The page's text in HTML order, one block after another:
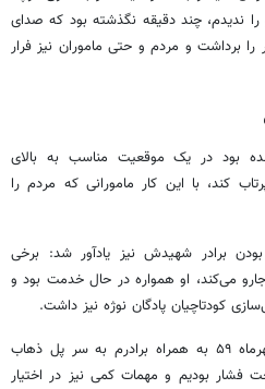
را ندیدم، چند دقیقه نگذشته بود که صدای
را برداشت و مردم و حتی ماموران نیز فرار
بود در یک موقعیت مناسب به بالای
کند، با این کار مامورانی که مردم را
بودن برادر شهیدش نیز یادآور شد: برخی
می‌کند، او همواره در حال خدمت بود و
کودتاچیان پادگان نوژه نیز داشت.
او می‌گوید: با آغاز جنگ در اوایل مهرماه ۵۹ به همراه برادرم به سر پل ذهاب
فشار بودیم و مهمات کمی نیز در اختیار